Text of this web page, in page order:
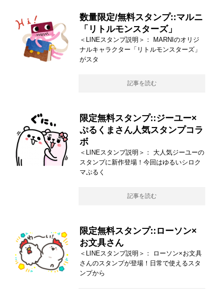
数量限定/無料スタンプ::マルニ
「リトルモンスターズ」
＜LINEスタンプ説明＞： MARNIのオリジ
ナルキャラクター「リトルモンスターズ」
がスタ
記事を読む
限定無料スタンプ::ジーユー×
ぷるくまさん人気スタンプコラ
ボ
＜LINEスタンプ説明＞： 大人気ジーユーの
スタンプに新作登場！今回はゆるいシロク
マぷるく
記事を読む
限定無料スタンプ::ローソン×
お文具さん
＜LINEスタンプ説明＞： ローソン×お文具
さんのスタンプが登場！日常で使えるスタ
ンプから